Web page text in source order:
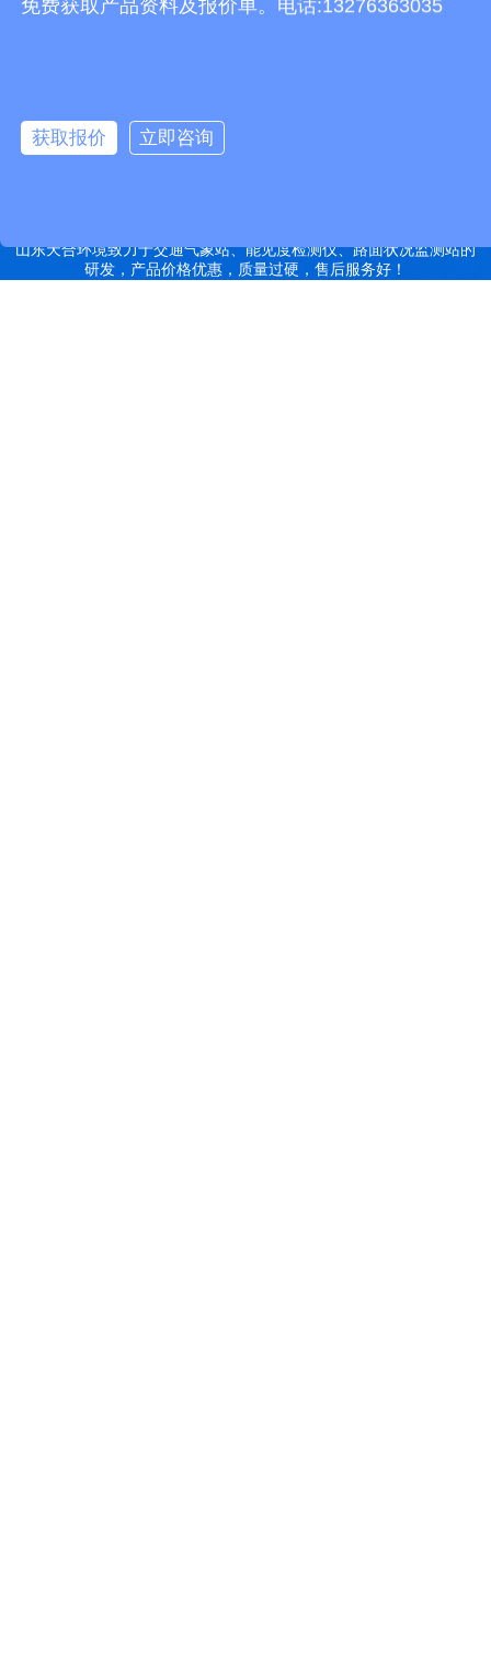
有机肥设备 胶辊硫化罐 复合材料热压罐 分散釜 细沙回收机 胶管硫化罐 蒸
徽,福建,江西,山东,河南,湖北,湖南,广东,广西,海南,重庆,四川,贵州,云
南,西藏,陕西,甘肃,青海,宁夏,新疆等地
特别声明：本站部分内容来自于网络，如有侵权嫌疑，请立即联系本
山东天合环境致力于交通气象站、能见度检测仪、路面状况监测站的
研发，产品价格优惠，质量过硬，售后服务好！
免费获取产品资料及报价单。电话:13276363035
获取报价 立即咨询